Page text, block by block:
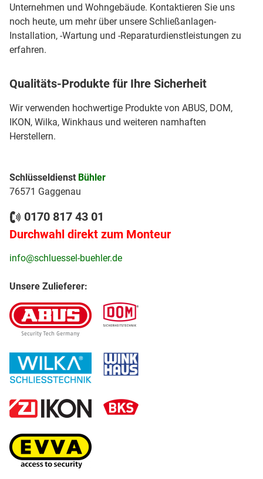
Unternehmen und Wohngebäude. Kontaktieren Sie uns
noch heute, um mehr über unsere Schließanlagen-
Installation, -Wartung und -Reparaturdienstleistungen zu
erfahren.
Qualitäts-Produkte für Ihre Sicherheit
Wir verwenden hochwertige Produkte von ABUS, DOM,
IKON, Wilka, Winkhaus und weiteren namhaften
Herstellern.
Schlüsseldienst Bühler
76571 Gaggenau
0170 817 43 01
Durchwahl direkt zum Monteur
info@schluessel-buehler.de
Unsere Zulieferer: